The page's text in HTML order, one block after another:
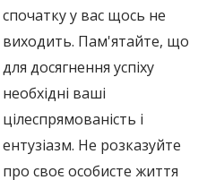
спочатку у вас щось не
виходить. Пам'ятайте, що
для досягнення успіху
необхідні ваші
цілеспрямованість і
ентузіазм. Не розказуйте
про своє особисте життя